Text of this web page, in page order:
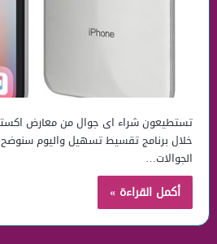
تستطيعون شراء اى جوال من معارض
خلال برنامج تقسيط تسهيل واليوم
الجوالات…
أكمل القراءة »